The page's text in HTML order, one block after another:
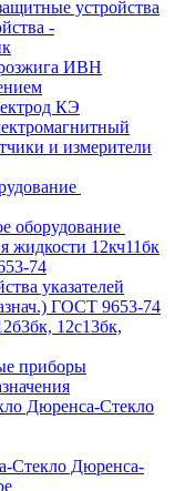
устройства
-
ИВН
КЭ
и измерители
оборудование
жидкости 12кч11бк
74
указателей
ГОСТ 9653-74
12с13бк,
приборы
Дюренса-Стекло
Стекло Дюренса-